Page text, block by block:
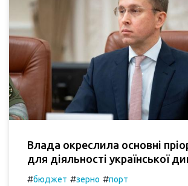
Влада окреслила основні
для діяльності української
#бюджет #зерно #порт